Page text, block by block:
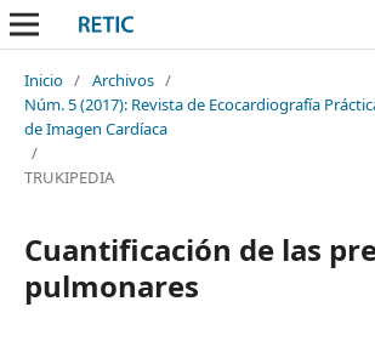
Inicio / Archivos /
Núm. 5 (2017): Revista de Ecocardiografía
de Imagen Cardíaca
/
TRUKIPEDIA
Cuantificación de las
pulmonares